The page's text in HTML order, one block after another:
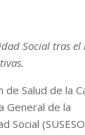
Social tras
Salud de la
General de la
Social